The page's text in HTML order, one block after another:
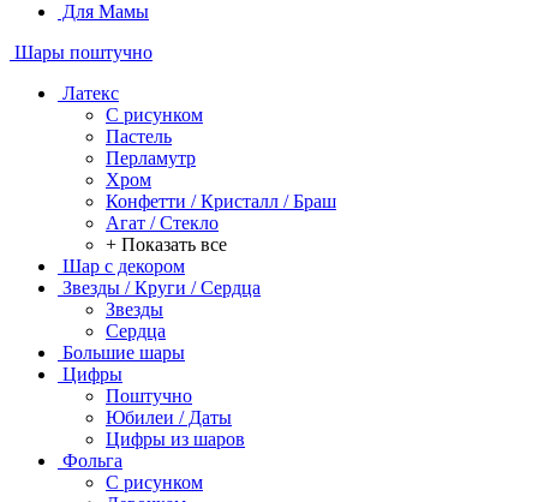
Для Мамы
Шары поштучно
Латекс
С рисунком
Пастель
Перламутр
Хром
Конфетти / Кристалл / Браш
Агат / Стекло
+ Показать все
Шар с декором
Звезды / Круги / Сердца
Звезды
Сердца
Большие шары
Цифры
Поштучно
Юбилеи / Даты
Цифры из шаров
Фольга
C рисунком